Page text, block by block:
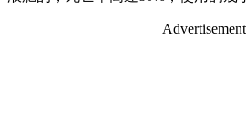
Advertisement